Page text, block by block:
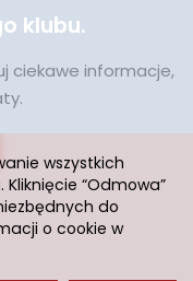
klubu.
ciekawe informacje,
wszystkich
“Odmowa”
do
o cookie w